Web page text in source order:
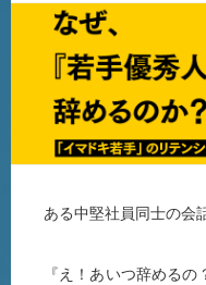
ある中堅社員同士の会
『え！あいつ辞める